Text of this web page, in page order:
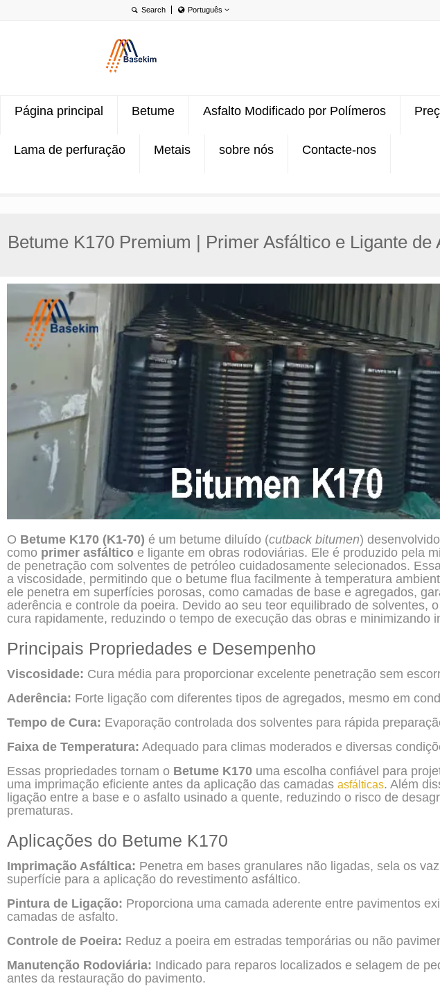
Português
Página principal Betume Asfalto Modificado por Polímeros
Lama de perfuração Metais sobre nós Contacte-nos
Betume K170 Premium | Primer Asfáltico e Ligante de
O Betume K170 (K1-70) é um betume diluído (cutback bitumen)
como primer asfáltico e ligante em obras rodoviárias. Ele é produzido pela
de penetração com solventes de petróleo cuidadosamente selecionados.
a viscosidade, permitindo que o betume flua facilmente à temperatura
ele penetra em superfícies porosas, como camadas de base e agregados,
aderência e controle da poeira. Devido ao seu teor equilibrado de solventes, o
cura rapidamente, reduzindo o tempo de execução das obras e minimizando
Principais Propriedades e Desempenho
Viscosidade: Cura média para proporcionar excelente penetração sem
Aderência: Forte ligação com diferentes tipos de agregados, mesmo em
Tempo de Cura: Evaporação controlada dos solventes para rápida
Faixa de Temperatura: Adequado para climas moderados e diversas
Essas propriedades tornam o Betume K170 uma escolha confiável para
uma imprimação eficiente antes da aplicação das camadas asfálticas. Além
ligação entre a base e o asfalto usinado a quente, reduzindo o risco de
prematuras.
Aplicações do Betume K170
Imprimação Asfáltica: Penetra em bases granulares não ligadas, sela os
superfície para a aplicação do revestimento asfáltico.
Pintura de Ligação: Proporciona uma camada aderente entre pavimentos
camadas de asfalto.
Controle de Poeira: Reduz a poeira em estradas temporárias ou não
Manutenção Rodoviária: Indicado para reparos localizados e selagem de
antes da restauração do pavimento.